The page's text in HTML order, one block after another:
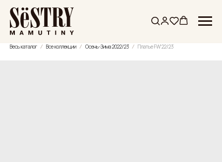
Весь каталог Все коллекции Осень-Зима 2022/23 Платье FW'22/23